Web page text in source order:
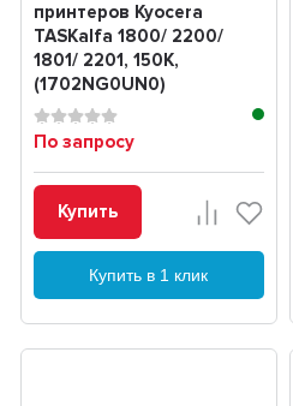
принтеров Kyocera
TASKalfa 1800/ 2200/
1801/ 2201, 150K,
(1702NG0UN0)
По запросу
Купить
Купить в 1 клик